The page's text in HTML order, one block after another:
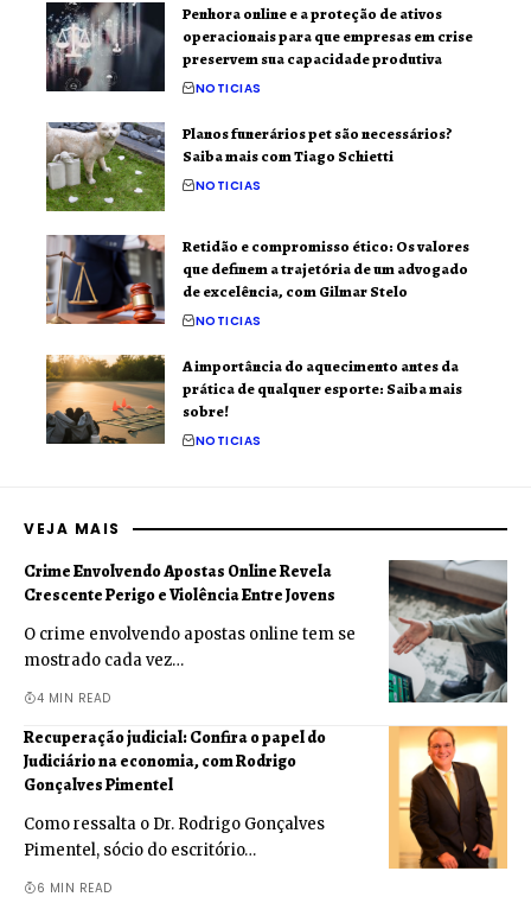
Penhora online e a proteção de ativos
operacionais para que empresas em crise
preservem sua capacidade produtiva
NOTICIAS
Planos funerários pet são necessários?
Saiba mais com Tiago Schietti
NOTICIAS
Retidão e compromisso ético: Os valores
que definem a trajetória de um advogado
de excelência, com Gilmar Stelo
NOTICIAS
A importância do aquecimento antes da
prática de qualquer esporte: Saiba mais
sobre!
NOTICIAS
VEJA MAIS
Crime Envolvendo Apostas Online Revela
Crescente Perigo e Violência Entre Jovens
O crime envolvendo apostas online tem se
mostrado cada vez…
4 MIN READ
Recuperação judicial: Confira o papel do
Judiciário na economia, com Rodrigo
Gonçalves Pimentel
Como ressalta o Dr. Rodrigo Gonçalves
Pimentel, sócio do escritório…
6 MIN READ